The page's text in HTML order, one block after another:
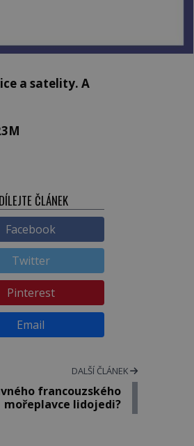
a satelity. A
ČLÁNEK
Facebook
Twitter
Pinterest
Email
DALŠÍ ČLÁNEK
francouzského
mořeplavce lidojedi?